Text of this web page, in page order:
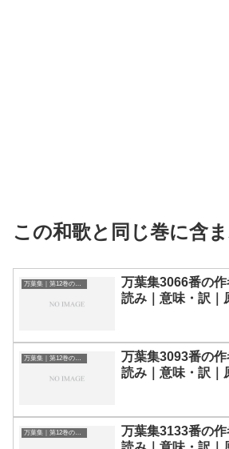
この和歌と同じ巻に含
万葉集｜第12巻の和歌一覧
万葉集3066番の作
読み｜意味・訳｜
万葉集｜第12巻の和歌一覧
万葉集3093番の作
読み｜意味・訳｜
万葉集｜第12巻の和歌一覧
万葉集3133番の作